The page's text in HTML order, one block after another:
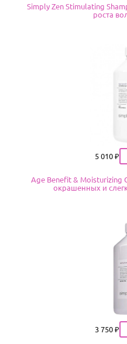
Simply Zen Stimulating
роста
Цена
5 010 ₽
Age Benefit & Moisturizing
окрашенных и
Цена
3 750 ₽